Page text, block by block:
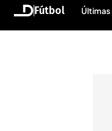
Fútbol